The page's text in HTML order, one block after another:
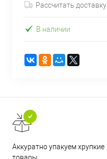
Рассчитать доставку
В наличии
Аккуратно упакуем хрупкие